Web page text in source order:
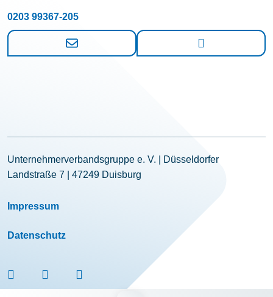
0203 99367-205
Unternehmerverbandsgruppe e. V. | Düsseldorfer
Landstraße 7 | 47249 Duisburg
Impressum
Datenschutz